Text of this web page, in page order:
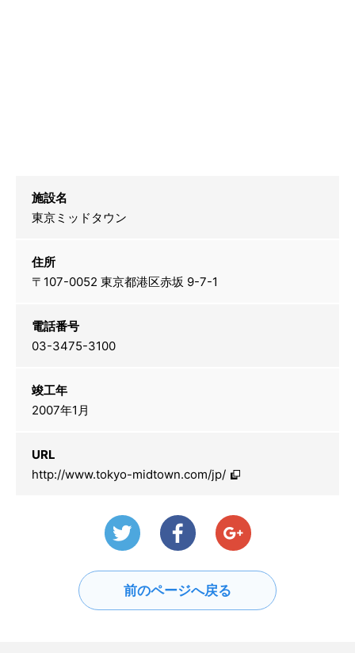
施設名
東京ミッドタウン
住所
〒107-0052 東京都港区赤坂 9-7-1
電話番号
03-3475-3100
竣工年
2007年1月
URL
http://www.tokyo-midtown.com/jp/
前のページへ戻る